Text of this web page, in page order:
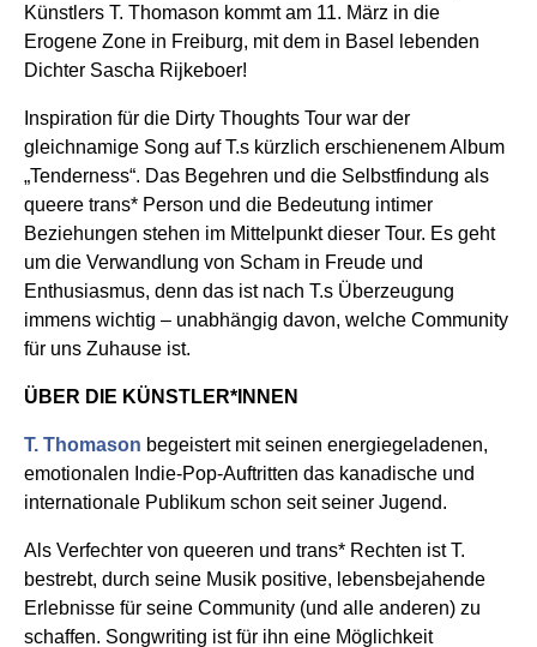
Künstlers T. Thomason kommt am 11. März in die
Erogene Zone in Freiburg, mit dem in Basel lebenden
Dichter Sascha Rijkeboer!
Inspiration für die Dirty Thoughts Tour war der
gleichnamige Song auf T.s kürzlich erschienenem Album
„Tenderness“. Das Begehren und die Selbstfindung als
queere trans* Person und die Bedeutung intimer
Beziehungen stehen im Mittelpunkt dieser Tour. Es geht
um die Verwandlung von Scham in Freude und
Enthusiasmus, denn das ist nach T.s Überzeugung
immens wichtig – unabhängig davon, welche Community
für uns Zuhause ist.
ÜBER DIE KÜNSTLER*INNEN
T. Thomason begeistert mit seinen energiegeladenen,
emotionalen Indie-Pop-Auftritten das kanadische und
internationale Publikum schon seit seiner Jugend.
Als Verfechter von queeren und trans* Rechten ist T.
bestrebt, durch seine Musik positive, lebensbejahende
Erlebnisse für seine Community (und alle anderen) zu
schaffen. Songwriting ist für ihn eine Möglichkeit